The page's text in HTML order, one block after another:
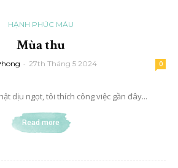
HẠNH PHÚC MÁU
Mùa thu
- 27th Tháng 5 2024 0
dịu ngọt, tôi thích công việc gần đây...
Read more